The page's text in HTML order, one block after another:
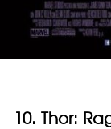
10. Thor: